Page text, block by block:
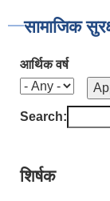
सामाजिक
आर्थिक वर्ष
Search:
शिर्षक